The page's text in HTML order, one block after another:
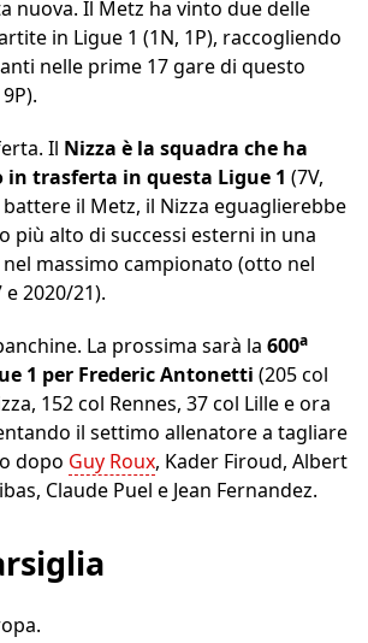
nuova. Il Metz ha vinto due delle
in Ligue 1 (1N, 1P), raccogliendo
nelle prime 17 gare di questo
Il Nizza è la squadra che ha
in trasferta in questa Ligue 1 (7V,
battere il Metz, il Nizza eguaglierebbe
più alto di successi esterni in una
massimo campionato (otto nel
2020/21).
La prossima sarà la 600a
1 per Frederic Antonetti (205 col
152 col Rennes, 37 col Lille e ora
il settimo allenatore a tagliare
dopo Guy Roux, Kader Firoud, Albert
Claude Puel e Jean Fernandez.